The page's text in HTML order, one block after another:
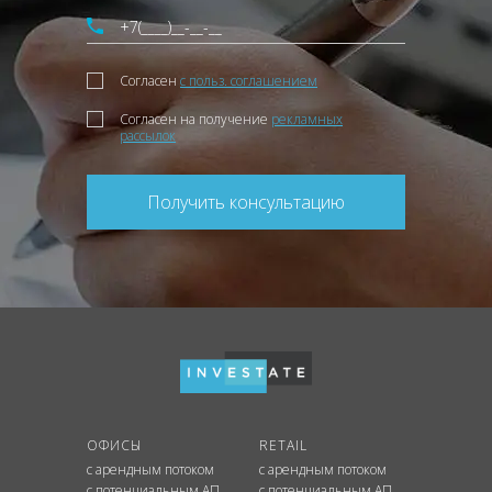
Согласен с польз. соглашением
Согласен на получение рекламных
рассылок
Получить консультацию
ОФИСЫ
с арендным потоком
RETAIL
с арендным потоком